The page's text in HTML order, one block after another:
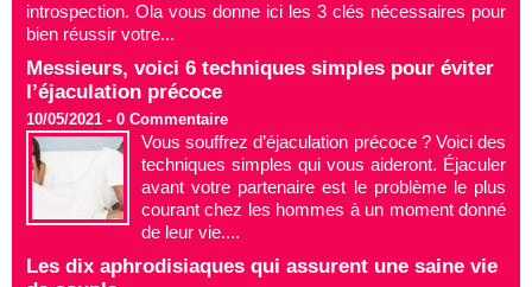
introspection. Ola vous donne ici les 3 clés nécessaires pour
bien réussir votre...
Messieurs, voici 6 techniques simples pour éviter
l’éjaculation précoce
10/05/2021 - 0 Commentaire
Vous souffrez d’éjaculation précoce ? Voici des
techniques simples qui vous aideront. Éjaculer
avant votre partenaire est le problème le plus
courant chez les hommes à un moment donné
de leur vie....
Les dix aphrodisiaques qui assurent une saine vie